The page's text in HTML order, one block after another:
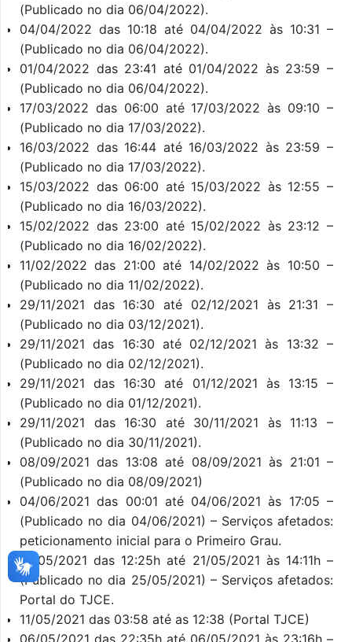
(Publicado no dia 06/04/2022).
04/04/2022 das 10:18 até 04/04/2022 às 10:31 –
(Publicado no dia 06/04/2022).
01/04/2022 das 23:41 até 01/04/2022 às 23:59 –
(Publicado no dia 06/04/2022).
17/03/2022 das 06:00 até 17/03/2022 às 09:10 –
(Publicado no dia 17/03/2022).
16/03/2022 das 16:44 até 16/03/2022 às 23:59 –
(Publicado no dia 17/03/2022).
15/03/2022 das 06:00 até 15/03/2022 às 12:55 –
(Publicado no dia 16/03/2022).
15/02/2022 das 23:00 até 15/02/2022 às 23:12 –
(Publicado no dia 16/02/2022).
11/02/2022 das 21:00 até 14/02/2022 às 10:50 –
(Publicado no dia 11/02/2022).
29/11/2021 das 16:30 até 02/12/2021 às 21:31 –
(Publicado no dia 03/12/2021).
29/11/2021 das 16:30 até 02/12/2021 às 13:32 –
(Publicado no dia 02/12/2021).
29/11/2021 das 16:30 até 01/12/2021 às 13:15 –
(Publicado no dia 01/12/2021).
29/11/2021 das 16:30 até 30/11/2021 às 11:13 –
(Publicado no dia 30/11/2021).
08/09/2021 das 13:08 até 08/09/2021 às 21:01 –
(Publicado no dia 08/09/2021)
04/06/2021 das 00:01 até 04/06/2021 às 17:05 –
(Publicado no dia 04/06/2021) – Serviços afetados:
peticionamento inicial para o Primeiro Grau.
21/05/2021 das 12:25h até 21/05/2021 às 14:11h –
(Publicado no dia 25/05/2021) – Serviços afetados:
Portal do TJCE.
11/05/2021 das 03:58 até as 12:38 (Portal TJCE)
06/05/2021 das 22:35h até 06/05/2021 às 23:16h –